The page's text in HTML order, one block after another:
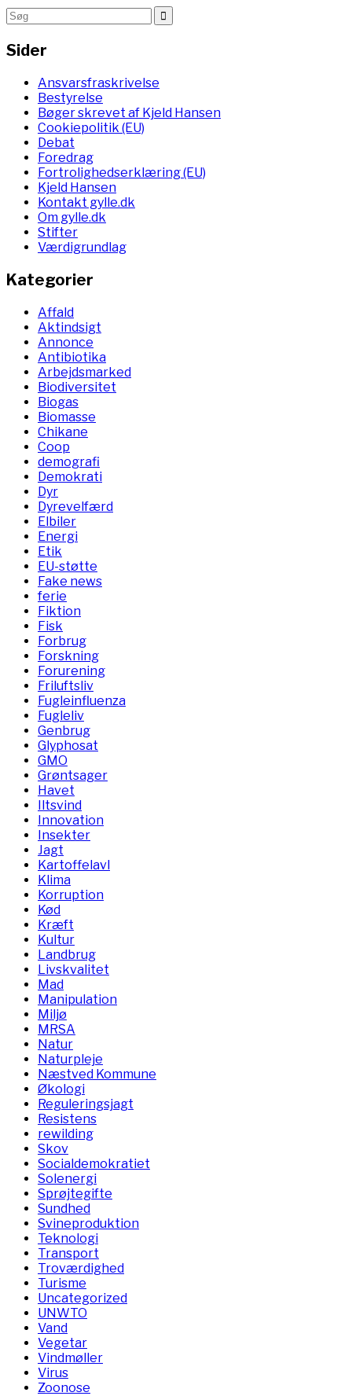
Sider
Ansvarsfraskrivelse
Bestyrelse
Bøger skrevet af Kjeld Hansen
Cookiepolitik (EU)
Debat
Foredrag
Fortrolighedserklæring (EU)
Kjeld Hansen
Kontakt gylle.dk
Om gylle.dk
Stifter
Værdigrundlag
Kategorier
Affald
Aktindsigt
Annonce
Antibiotika
Arbejdsmarked
Biodiversitet
Biogas
Biomasse
Chikane
Coop
demografi
Demokrati
Dyr
Dyrevelfærd
Elbiler
Energi
Etik
EU-støtte
Fake news
ferie
Fiktion
Fisk
Forbrug
Forskning
Forurening
Friluftsliv
Fugleinfluenza
Fugleliv
Genbrug
Glyphosat
GMO
Grøntsager
Havet
Iltsvind
Innovation
Insekter
Jagt
Kartoffelavl
Klima
Korruption
Kød
Kræft
Kultur
Landbrug
Livskvalitet
Mad
Manipulation
Miljø
MRSA
Natur
Naturpleje
Næstved Kommune
Økologi
Reguleringsjagt
Resistens
rewilding
Skov
Socialdemokratiet
Solenergi
Sprøjtegifte
Sundhed
Svineproduktion
Teknologi
Transport
Troværdighed
Turisme
Uncategorized
UNWTO
Vand
Vegetar
Vindmøller
Virus
Zoonose